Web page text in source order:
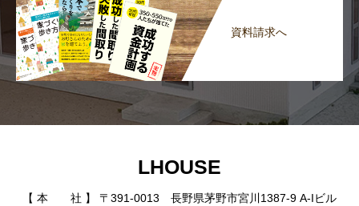
資料請求へ
LHOUSE
【 本 社 】 〒391-0013 長野県茅野市宮川1387-9 A-Iビル